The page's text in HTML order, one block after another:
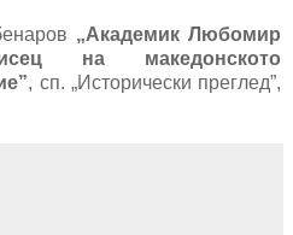
„Академик Любомир
на македонското
, сп. „Исторически преглед”,